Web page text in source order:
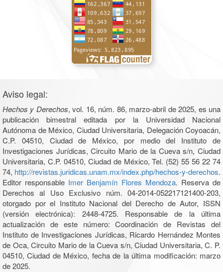
Aviso legal:
Hechos y Derechos, vol. 16, núm. 86, marzo-abril de 2025, es una
publicación bimestral editada por la Universidad Nacional
Autónoma de México, Ciudad Universitaria, Delegación Coyoacán,
C.P. 04510, Ciudad de México, por medio del Instituto de
Investigaciones Jurídicas, Circuito Mario de la Cueva s/n, Ciudad
Universitaria, C.P. 04510, Ciudad de México, Tel. (52) 55 56 22 74
74, http://revistas.juridicas.unam.mx/index.php/hechos-y-derechos.
Editor responsable Imer Benjamín Flores Mendoza. Reserva de
Derechos al Uso Exclusivo núm. 04-2014-052217121400-203,
otorgado por el Instituto Nacional del Derecho de Autor, ISSN
(versión electrónica): 2448-4725. Responsable de la última
actualización de este número: Coordinación de Revistas del
Instituto de Investigaciones Jurídicas, Ricardo Hernández Montes
de Oca, Circuito Mario de la Cueva s/n, Ciudad Universitaria, C. P.
04510, Ciudad de México, fecha de la última modificación: marzo
de 2025.